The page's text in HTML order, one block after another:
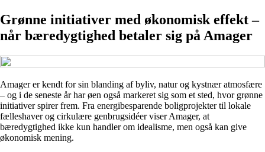
Grønne initiativer med økonomisk effekt –
når bæredygtighed betaler sig på Amager
Amager er kendt for sin blanding af byliv, natur og kystnær atmosfære
– og i de seneste år har øen også markeret sig som et sted, hvor grønne
initiativer spirer frem. Fra energibesparende boligprojekter til lokale
fælleshaver og cirkulære genbrugsidéer viser Amager, at
bæredygtighed ikke kun handler om idealisme, men også kan give
økonomisk mening.